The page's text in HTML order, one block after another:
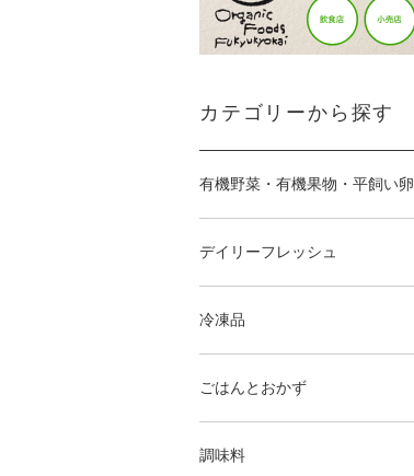
カテゴリーから探す
有機野菜・有機果物・平飼い卵
デイリーフレッシュ
冷凍品
ごはんとおかず
調味料